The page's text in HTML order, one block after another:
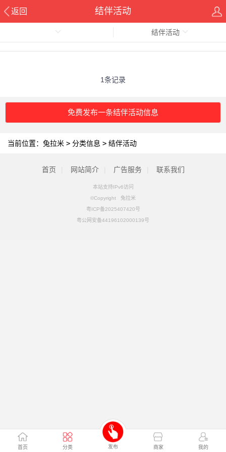
返回 结伴活动
首页 分类 发布 商家 我的
结伴活动
1条记录
免费发布一条结伴活动信息
当前位置： 兔拉米 > 分类信息 > 结伴活动
首页 网站简介 广告服务 联系我们
本站支持IPv6访问
©Copyright 兔拉米
粤ICP备2025407420号
粤公网安备44196102000139号